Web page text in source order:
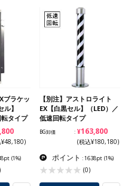
ブラケッ
ル】
転タイプ
¥48,180)
(1%)
【別注】アストロライト
EX【白黒セル】（LED）／
低速回転タイプ
BG卸価 ¥163,800
(税込¥180,180)
ポイント : 1638pt (1%)
(0)